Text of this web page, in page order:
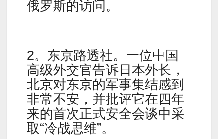
俄罗斯的访问。
2。东京路透社。一位中国
高级外交官告诉日本外长，
北京对东京的军事集结感到
非常不安，并批评它在四年
来的首次正式安全会谈中采
取“冷战思维”。